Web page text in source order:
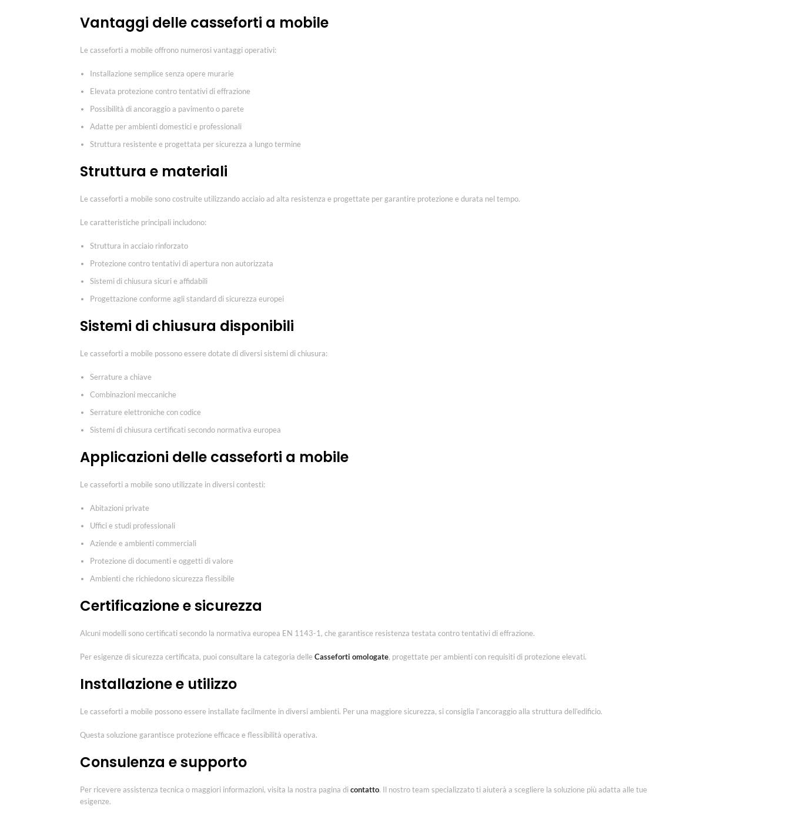
Vantaggi delle casseforti a mobile
Le casseforti a mobile offrono numerosi vantaggi operativi:
Installazione semplice senza opere murarie
Elevata protezione contro tentativi di effrazione
Possibilità di ancoraggio a pavimento o parete
Adatte per ambienti domestici e professionali
Struttura resistente e progettata per sicurezza a lungo termine
Struttura e materiali
Le casseforti a mobile sono costruite utilizzando acciaio ad alta resistenza e progettate per garantire protezione e durata nel tempo.
Le caratteristiche principali includono:
Struttura in acciaio rinforzato
Protezione contro tentativi di apertura non autorizzata
Sistemi di chiusura sicuri e affidabili
Progettazione conforme agli standard di sicurezza europei
Sistemi di chiusura disponibili
Le casseforti a mobile possono essere dotate di diversi sistemi di chiusura:
Serrature a chiave
Combinazioni meccaniche
Serrature elettroniche con codice
Sistemi di chiusura certificati secondo normativa europea
Applicazioni delle casseforti a mobile
Le casseforti a mobile sono utilizzate in diversi contesti:
Abitazioni private
Uffici e studi professionali
Aziende e ambienti commerciali
Protezione di documenti e oggetti di valore
Ambienti che richiedono sicurezza flessibile
Certificazione e sicurezza
Alcuni modelli sono certificati secondo la normativa europea EN 1143-1, che garantisce resistenza testata contro tentativi di effrazione.
Per esigenze di sicurezza certificata, puoi consultare la categoria delle Casseforti omologate, progettate per ambienti con requisiti di protezione elevati.
Installazione e utilizzo
Le casseforti a mobile possono essere installate facilmente in diversi ambienti. Per una maggiore sicurezza, si consiglia l’ancoraggio alla struttura dell’edificio.
Questa soluzione garantisce protezione efficace e flessibilità operativa.
Consulenza e supporto
Per ricevere assistenza tecnica o maggiori informazioni, visita la nostra pagina dicontatto. Il nostro team specializzato ti aiuterà a scegliere la soluzione più adatta alle tue
esigenze.